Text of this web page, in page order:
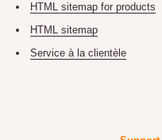
HTML sitemap for products
HTML sitemap
Service à la clientèle